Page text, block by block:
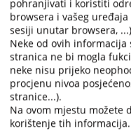
pohranjivati i koristiti
browsera i vašeg
sesiji unutar browsera,
Neke od ovih
stranica ne bi mogla
neke nisu prijeko
procjenu nivoa
stranice...).
Na ovom mjestu možete
korištenje tih informacija.